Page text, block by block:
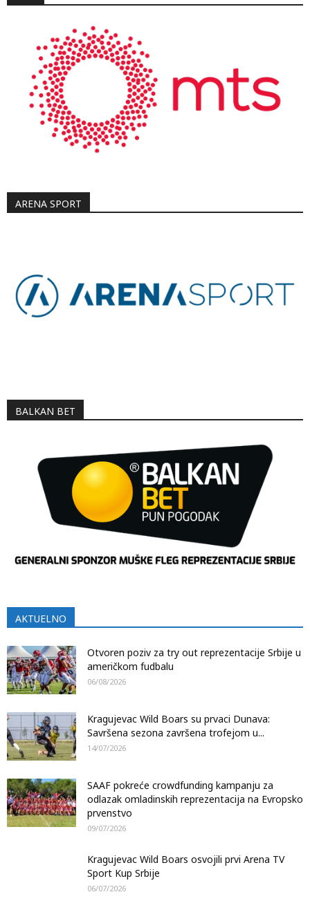
ARENA SPORT
BALKAN BET
AKTUELNO
Otvoren poziv za try out reprezentacije Srbije u
američkom fudbalu
06/08/2026
Kragujevac Wild Boars su prvaci Dunava:
Savršena sezona završena trofejom u...
14/07/2026
SAAF pokreće crowdfunding kampanju za
odlazak omladinskih reprezentacija na Evropsko
prvenstvo
09/07/2026
Kragujevac Wild Boars osvojili prvi Arena TV
Sport Kup Srbije
06/07/2026